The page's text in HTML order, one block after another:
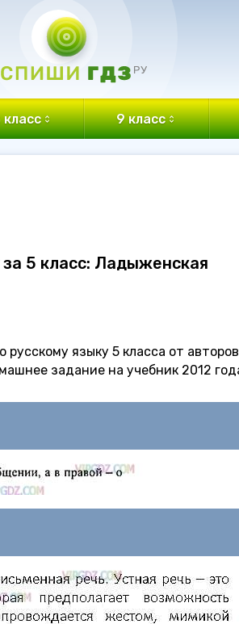
класс 9 класс
5 класс: Ладыженская
языку 5 класса от авторов
задание на учебник 2012